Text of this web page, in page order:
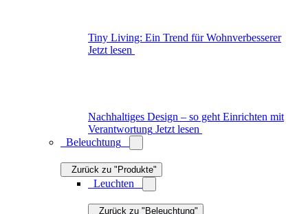
Zurück zu "Produkte"
Leuchten
Tischleuchten
Akkuleuchten
Stehleuchten
Wandleuchten
Deckenleuchten
Bodenleuchten
Schreibtischleuchten
Außenleuchten